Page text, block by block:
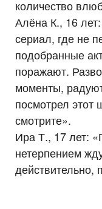
количество
Алёна К., 16
сериал, где не
подобранные
поражают.
моменты,
посмотрел
смотрите».
Ира Т., 17 лет:
нетерпением
действительно,